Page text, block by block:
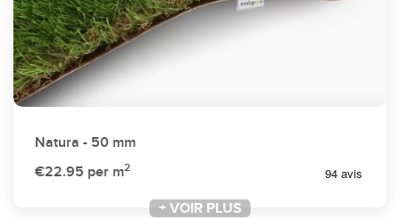
Natura - 50 mm
€22.95 per m2
+ VOIR PLUS